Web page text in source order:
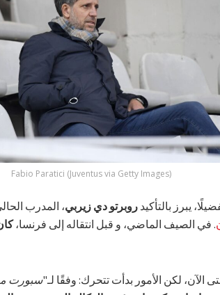
Fabio Paratici (Juventus via Getty Images)
يبرز بالتأكيد روبرتو دي زيربي، المدرب
. في الصيف الماضي، و قبل انتقاله إلى فرنسا،
لكن الأمور بدأت تتحرك: وفقًا لـ"سبورت